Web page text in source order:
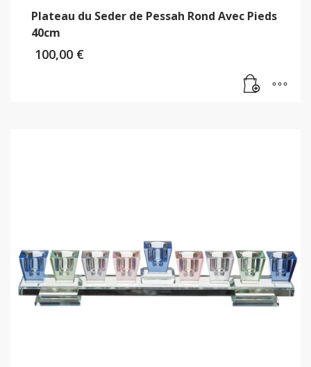
Plateau du Seder de Pessah Rond Avec Pieds
40cm
100,00 €